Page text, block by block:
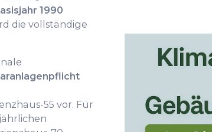
1990
die vollständige
55 vor. Für